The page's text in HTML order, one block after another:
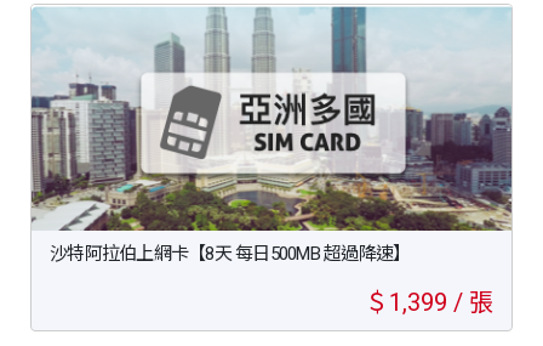
沙特阿拉伯上網卡【8天 每日500MB 超過降速】
＄1,399 / 張